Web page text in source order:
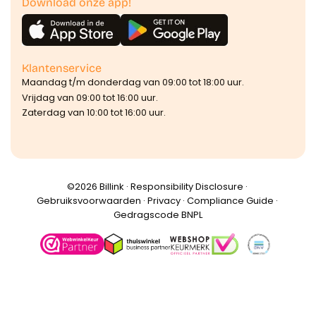
Klantenservice
Maandag t/m donderdag van 09:00 tot 18:00 uur.
Vrijdag van 09:00 tot 16:00 uur.
Zaterdag van 10:00 tot 16:00 uur.
©️2026 Billink · Responsibility Disclosure ·
Gebruiksvoorwaarden · Privacy· Compliance Guide ·
Gedragscode BNPL